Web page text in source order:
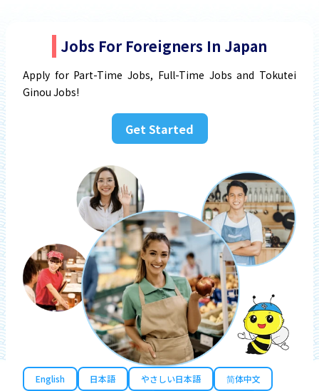
Jobs For Foreigners In Japan
Apply for Part-Time Jobs, Full-Time Jobs and Tokutei
Ginou Jobs!
Get Started
English 日本語 やさしい日本語
简体中文